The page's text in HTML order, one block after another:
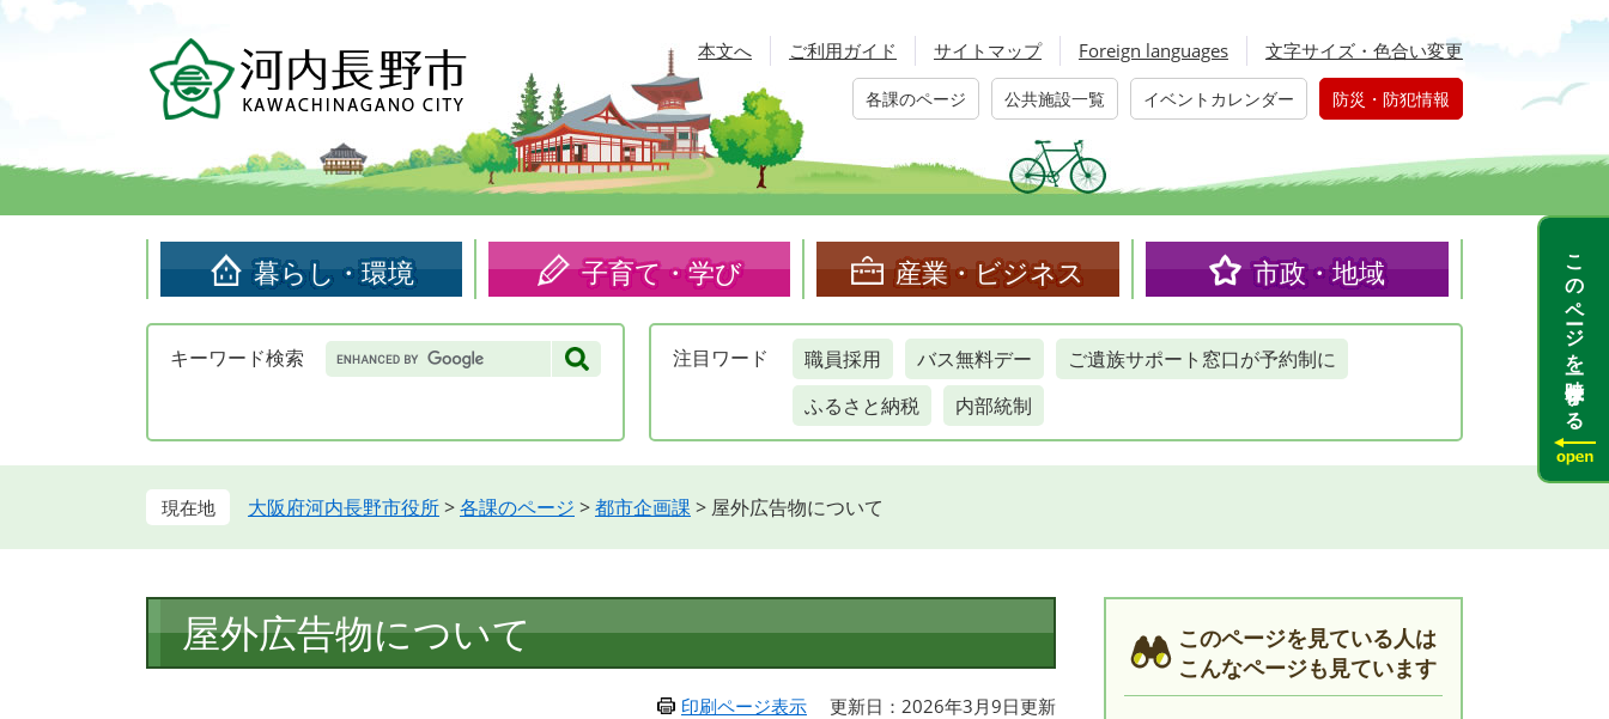
頭
す。
飛
し
本文へ ご利用ガイド サイトマップ Foreign languages 文字サイズ・色合い変更
各課のページ 公共施設一覧 イベントカレンダー 防災・防犯情報
暮らし・環境 子育て・学び 産業・ビジネス 市政・地域
キーワード検索 Google
カ
検
注目 ワード 職員採用 バス無料デー
ご遺族サポート窓口が予約制に
ふるさと納税
内部統制
大阪府河内長野市役所>各課のページ >都市企画課 > 屋外広告物について
文
屋外広告物について
印刷ページ表示 更新日：2026年3月9日更新
このページを見ている人は
こんなページも見ています
このページを一時保存する